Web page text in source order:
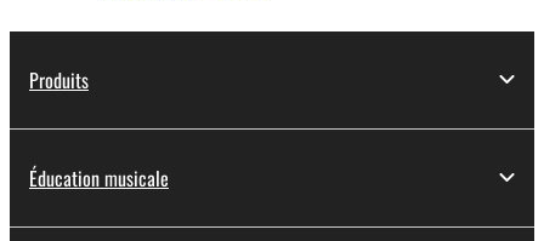
Produits
Éducation musicale